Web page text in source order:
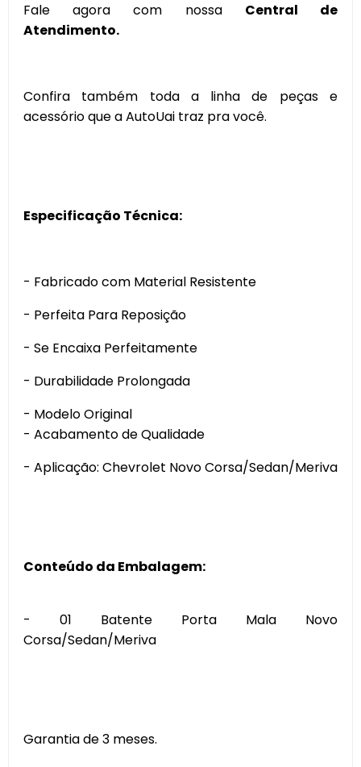
Fale agora com nossa Central de
Atendimento.
Confira também toda a linha de peças e
acessório que a AutoUai traz pra você.
Especificação Técnica:
- Fabricado com Material Resistente
- Perfeita Para Reposição
- Se Encaixa Perfeitamente
- Durabilidade Prolongada
- Modelo Original
- Acabamento de Qualidade
- Aplicação: Chevrolet Novo Corsa/Sedan/Meriva
Conteúdo da Embalagem:
- 01 Batente Porta Mala Novo
Corsa/Sedan/Meriva
Garantia de 3 meses.